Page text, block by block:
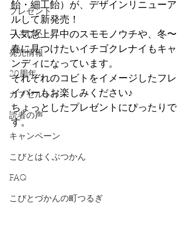
プレゼント
ニュース
発売情報
20周年
カプセルトイ
読者の声
キャンペーン
こびとはくぶつかん
FAQ
こびとづかんの町つるぎ
飴・細工飴）が、デザインリニューア
ルして新発売！
人気急上昇中のスモモノウチや、冬〜
春に見つけたいイチゴクレナイもキャ
ンディになっています。
それぞれのコビトをイメージしたフレ
イバーもお楽しみください♪
ちょっとしたプレゼントにぴったりで
す。